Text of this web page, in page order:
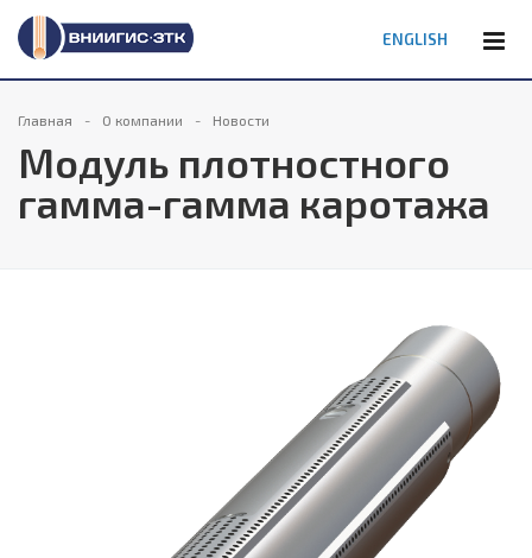
ENGLISH
Главная О компании Новости
Модуль плотностного
гамма-гамма каротажа